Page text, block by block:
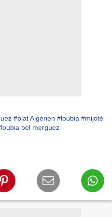
#plat Algérien #loubia #mijoté
bel merguez